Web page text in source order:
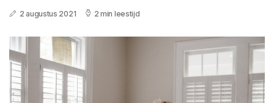
2 augustus 2021 2 min leestijd